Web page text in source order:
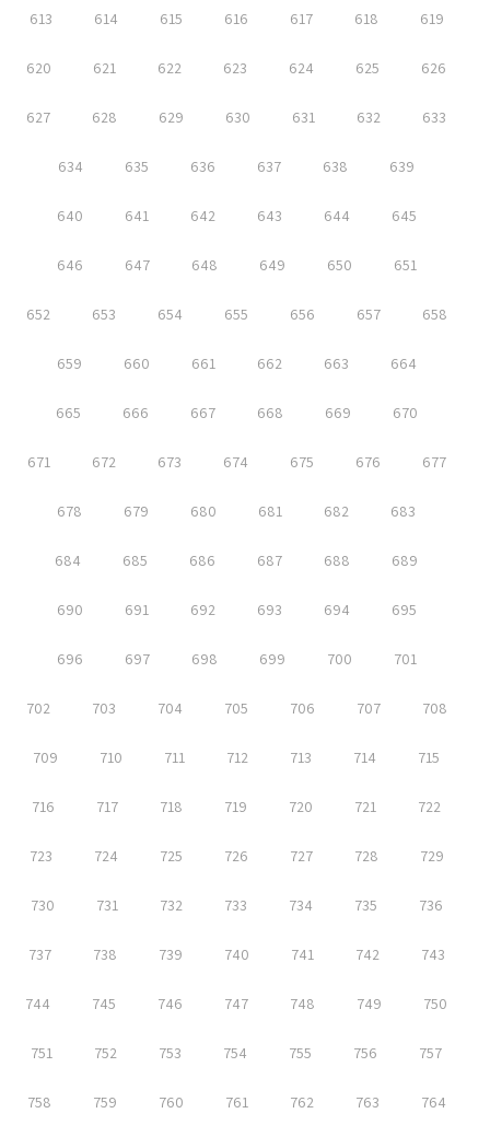
613 614 615 616 617 618 619
620 621 622 623 624 625 626
627 628 629 630 631 632 633
634 635 636 637 638 639
640 641 642 643 644 645
646 647 648 649 650 651
652 653 654 655 656 657 658
659 660 661 662 663 664
665 666 667 668 669 670
671 672 673 674 675 676 677
678 679 680 681 682 683
684 685 686 687 688 689
690 691 692 693 694 695
696 697 698 699 700 701
702 703 704 705 706 707 708
709 710 711 712 713 714 715
716 717 718 719 720 721 722
723 724 725 726 727 728 729
730 731 732 733 734 735 736
737 738 739 740 741 742 743
744 745 746 747 748 749 750
751 752 753 754 755 756 757
758 759 760 761 762 763 764